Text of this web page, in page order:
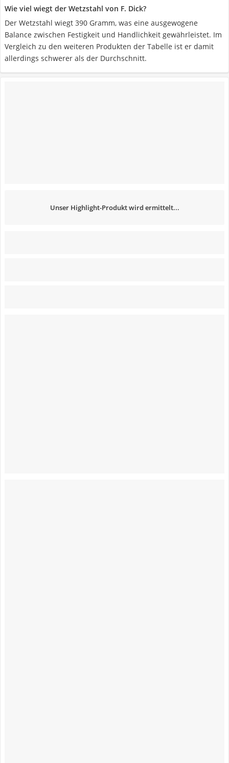
Wie viel wiegt der Wetzstahl von F. Dick?
Der Wetzstahl wiegt 390 Gramm, was eine ausgewogene
Balance zwischen Festigkeit und Handlichkeit gewährleistet. Im
Vergleich zu den weiteren Produkten der Tabelle ist er damit
allerdings schwerer als der Durchschnitt.
Unser Highlight-Produkt wird ermittelt...